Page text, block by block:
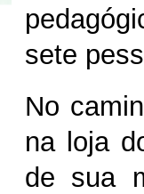
sete
No
na loja
de sua